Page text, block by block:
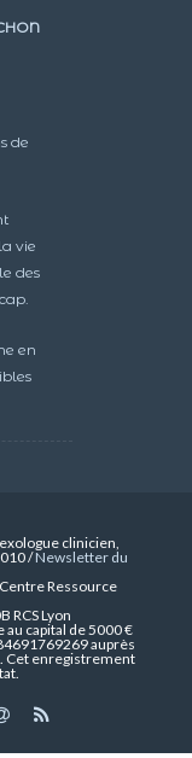
de
vie
des
en
clinicien,
/Newsletter du
Ressource
RCS Lyon
capital de 5000 €
auprès
Cet enregistrement